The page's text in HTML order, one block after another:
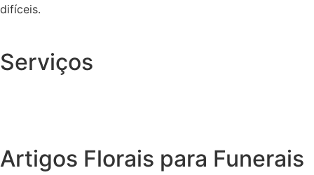
difíceis.
Serviços
Artigos Florais para Funerais